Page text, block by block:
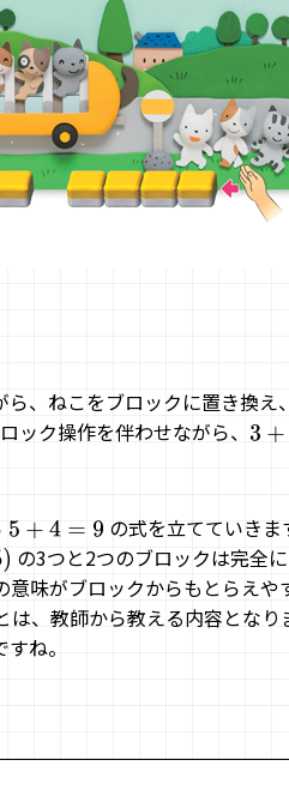
、ねこをブロックに置き換え
ック操作を伴わせながら、 3+2
5+4=9
の式を立てていきま
の3つと2つのブロックは完全
味がブロックからもとらえや
、教師から教える内容とな
ね。